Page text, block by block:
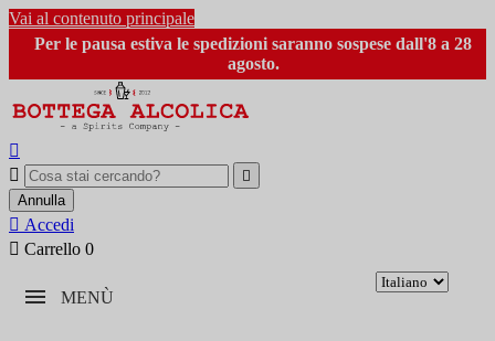
Vai al contenuto principale
Per le pausa estiva le spedizioni saranno sospese dall'8 a 28
agosto.



Annulla
 Accedi
 Carrello 0
MENÙ